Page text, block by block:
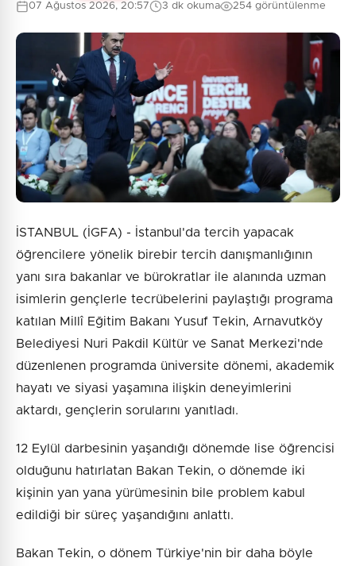
07 Ağustos 2026, 20:57 3 dk okuma 254 görüntülenme
İSTANBUL (İGFA) - İstanbul'da tercih yapacak
öğrencilere yönelik birebir tercih danışmanlığının
yanı sıra bakanlar ve bürokratlar ile alanında uzman
isimlerin gençlerle tecrübelerini paylaştığı programa
katılan Millî Eğitim Bakanı Yusuf Tekin, Arnavutköy
Belediyesi Nuri Pakdil Kültür ve Sanat Merkezi'nde
düzenlenen programda üniversite dönemi, akademik
hayatı ve siyasi yaşamına ilişkin deneyimlerini
aktardı, gençlerin sorularını yanıtladı.
12 Eylül darbesinin yaşandığı dönemde lise öğrencisi
olduğunu hatırlatan Bakan Tekin, o dönemde iki
kişinin yan yana yürümesinin bile problem kabul
edildiği bir süreç yaşandığını anlattı.
Bakan Tekin, o dönem Türkiye'nin bir daha böyle